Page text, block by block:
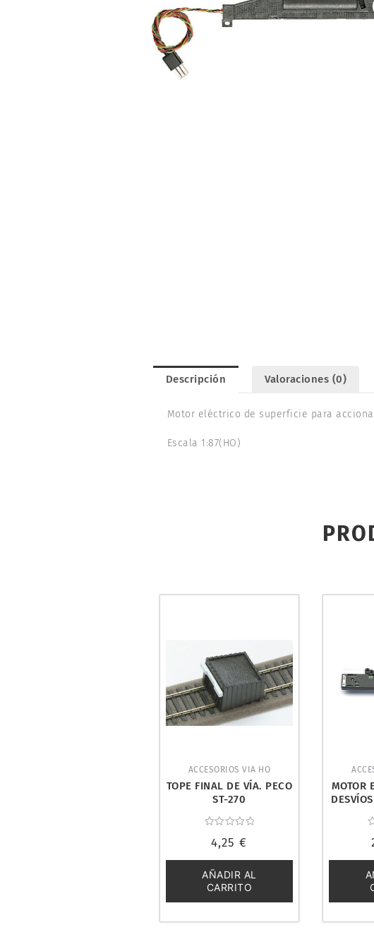
Descripción Valoraciones (0)
Motor eléctrico de superficie para
Escala 1:87(HO)
ACCESORIOS VIA HO
TOPE FINAL DE VÍA. PECO
ST-270
con
de
5
4,25€
AÑADIR AL
CARRITO
MOTOR
5